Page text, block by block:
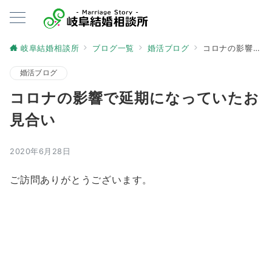
岐阜結婚相談所 ブログ一覧 婚活ブログ コロナの影響で延期になっていたお見合い
婚活ブログ
コロナの影響で延期になっていたお
見合い
2020年6月28日
ご訪問ありがとうございます。